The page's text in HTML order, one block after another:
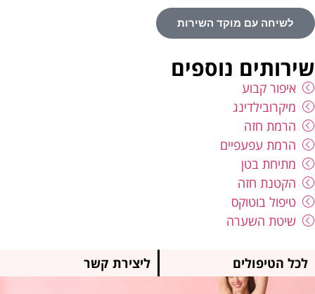
לשיחה עם מוקד השירות
שירותים נוספים
איפור קבוע
מיקרובילדינג
הרמת חזה
הרמת עפעפיים
מתיחת בטן
הקטנת חזה
טיפול בוטוקס
שיטת השערה
לכל הטיפולים ליצירת קשר